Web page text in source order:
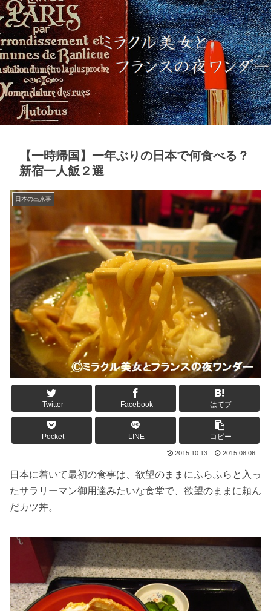
【一時帰国】一年ぶりの日本で何食べる？
新宿一人飯２選
日本の出来事
Twitter Facebook はてブ
Pocket LINE コピー
2015.10.13 2015.08.06
日本に着いて最初の食事は、欲望のままにふらふらと入っ
たサラリーマン御用達みたいな食堂で、欲望のままに頼ん
だカツ丼。